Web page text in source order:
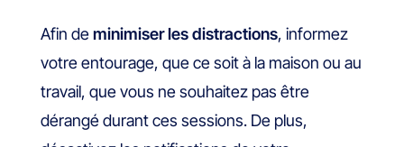
Afin deminimiser les distractions, informez
votre entourage, que ce soit à la maison ou au
travail, que vous ne souhaitez pas être
dérangé durant ces sessions. De plus,